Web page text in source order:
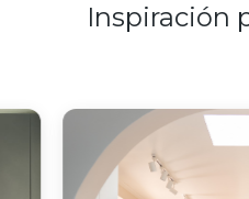
Inspiración